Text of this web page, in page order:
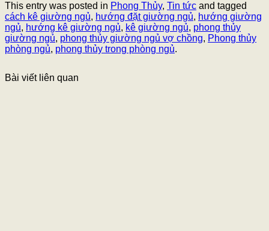
This entry was posted in Phong Thủy, Tin tức and tagged
cách kê giường ngủ, hướng đặt giường ngủ, hướng giường
ngủ, hướng kê giường ngủ, kê giường ngủ, phong thủy
giường ngủ, phong thủy giường ngủ vợ chồng, Phong thủy
phòng ngủ, phong thủy trong phòng ngủ.
Bài viết liên quan